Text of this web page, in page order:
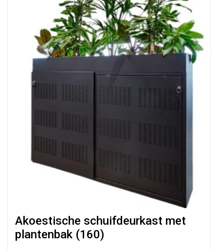
Akoestische schuifdeurkast met
plantenbak (160)